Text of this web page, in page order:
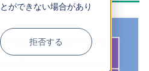
ができない場合があり
拒否する